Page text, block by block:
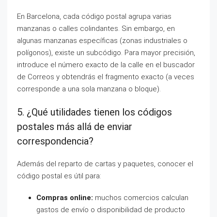
En Barcelona, cada código postal agrupa varias
manzanas o calles colindantes. Sin embargo, en
algunas manzanas específicas (zonas industriales o
polígonos), existe un subcódigo. Para mayor precisión,
introduce el número exacto de la calle en el buscador
de Correos y obtendrás el fragmento exacto (a veces
corresponde a una sola manzana o bloque).
5. ¿Qué utilidades tienen los códigos
postales más allá de enviar
correspondencia?
Además del reparto de cartas y paquetes, conocer el
código postal es útil para:
Compras online: muchos comercios calculan
gastos de envío o disponibilidad de producto